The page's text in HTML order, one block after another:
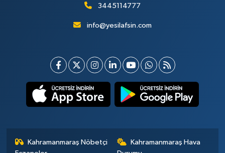
3445114777
info@yesilafsin.com
Kahramanmaraş Nöbetçi
Kahramanmaraş Hava